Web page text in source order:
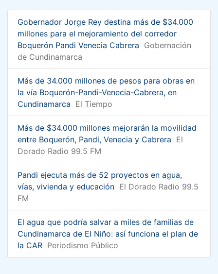
Gobernador Jorge Rey destina más de $34.000
millones para el mejoramiento del corredor
Boquerón Pandi Venecia Cabrera Gobernación
de Cundinamarca
Más de 34.000 millones de pesos para obras en
la vía Boquerón-Pandi-Venecia-Cabrera, en
Cundinamarca El Tiempo
Más de $34.000 millones mejorarán la movilidad
entre Boquerón, Pandi, Venecia y Cabrera El
Dorado Radio 99.5 FM
Pandi ejecuta más de 52 proyectos en agua,
vías, vivienda y educación El Dorado Radio 99.5
FM
El agua que podría salvar a miles de familias de
Cundinamarca de El Niño: así funciona el plan de
la CAR Periodismo Público